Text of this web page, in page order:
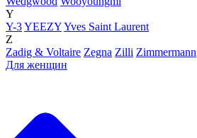
Y
Y-3YEEZYYves Saint Laurent
Z
Zadig & Voltaire Zegna Zilli Zimmermann
Для женщин